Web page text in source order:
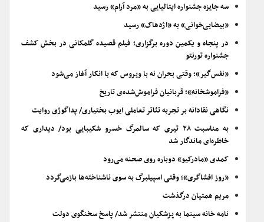
سه جایزه جشنواره ایتالیایی به «مرد آرام» رسید
«بیضایی‌خوانی» به «اژدهاک» رسید
در پنجاه و یکمین دوره برگزاری؛ فیلم قصیده گلمکانی در بخش کشف
جشنواره تورنتو
«نفس‌گیر»؛ وقتی بحران نه با ویروس که با انکار آغاز می‌شود
«فراموشخانه»؛ قربانیان فراموش‌شده‌ی تاریخ
نگاهی نقادانه بر تجربه تئاتر تعاملی ایوب بختیاری/ پداگوژی روایت
به مناسبت ۲۸ تیری که سالمرگ خسرو شکیبایی بود/ دیداری که
خاطره‌ای ماندگار شد
کمدی «مادرکیو» دوباره روی صحنه می‌رود
«روز افشاگری»؛ وقتی اسپیلبرگ به سوی ناشناخته‌ها بازمی‌گردد
مریم همتیان درگذشت
نامه خانه سینما به پزشکیان منتشر شد/ پاسخ سخنگوی دولت